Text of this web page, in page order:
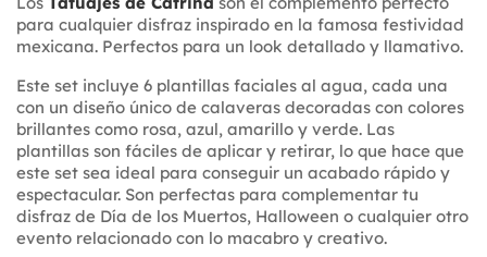
para cualquier disfraz inspirado en la famosa festividad
mexicana. Perfectos para un look detallado y llamativo.
Este set incluye 6 plantillas faciales al agua, cada una
con un diseño único de calaveras decoradas con colores
brillantes como rosa, azul, amarillo y verde. Las
plantillas son fáciles de aplicar y retirar, lo que hace que
este set sea ideal para conseguir un acabado rápido y
espectacular. Son perfectas para complementar tu
disfraz de Día de los Muertos, Halloween o cualquier otro
evento relacionado con lo macabro y creativo.